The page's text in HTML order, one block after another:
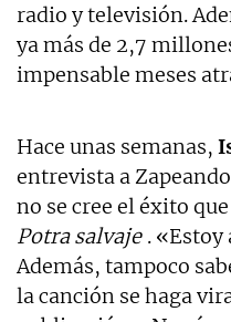
radio y televisión.
ya más de 2,7
impensable meses
Hace unas semanas,
entrevista a
no se cree el éxito
Potra salvaje .
Además, tampoco
la canción se haga